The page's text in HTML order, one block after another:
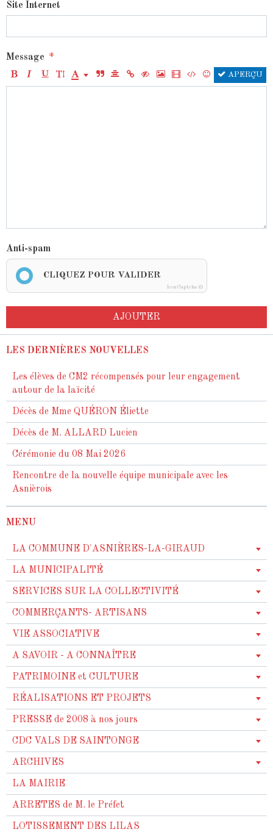
Site Internet
Message
APERÇU
Anti-spam
CLIQUEZ POUR VALIDER
IconCaptcha ©
AJOUTER
LES DERNIÈRES NOUVELLES
Les élèves de CM2 récompensés pour leur engagement
autour de la laïcité
Décès de Mme QUÉRON Éliette
Décès de M. ALLARD Lucien
Cérémonie du 08 Mai 2026
Rencontre de la nouvelle équipe municipale avec les
Asnièrois
MENU
LA COMMUNE D'ASNIÈRES-LA-GIRAUD
LA MUNICIPALITÉ
SERVICES SUR LA COLLECTIVITÉ
COMMERÇANTS- ARTISANS
VIE ASSOCIATIVE
A SAVOIR - A CONNAÎTRE
PATRIMOINE et CULTURE
RÉALISATIONS ET PROJETS
PRESSE de 2008 à nos jours
CDC VALS DE SAINTONGE
ARCHIVES
LA MAIRIE
ARRETES de M. le Préfet
LOTISSEMENT DES LILAS